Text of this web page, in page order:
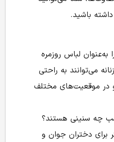
باشید.
به‌عنوان لباس روزمره
می‌توانند به راحتی
و در موقعیت‌های مختلف
چه سنینی هستند؟
برای دختران جوان و